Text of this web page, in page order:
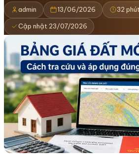
admin 13/06/2026 32
Cập nhật 23/07/2026